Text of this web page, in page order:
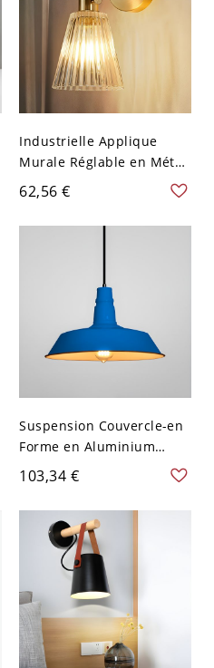
Industrielle Applique
Murale Réglable en Métal
en Laiton à 1 Lumière
Lampe Murale avec Abat-
Jour Conique en Verre
62,56 €
Suspension Couvercle-en
Forme en Aluminium
Lampe Suspendue
Industrielle à 1 Lumière -
110 V-120 V Bleu 26,67 cm
103,34 €